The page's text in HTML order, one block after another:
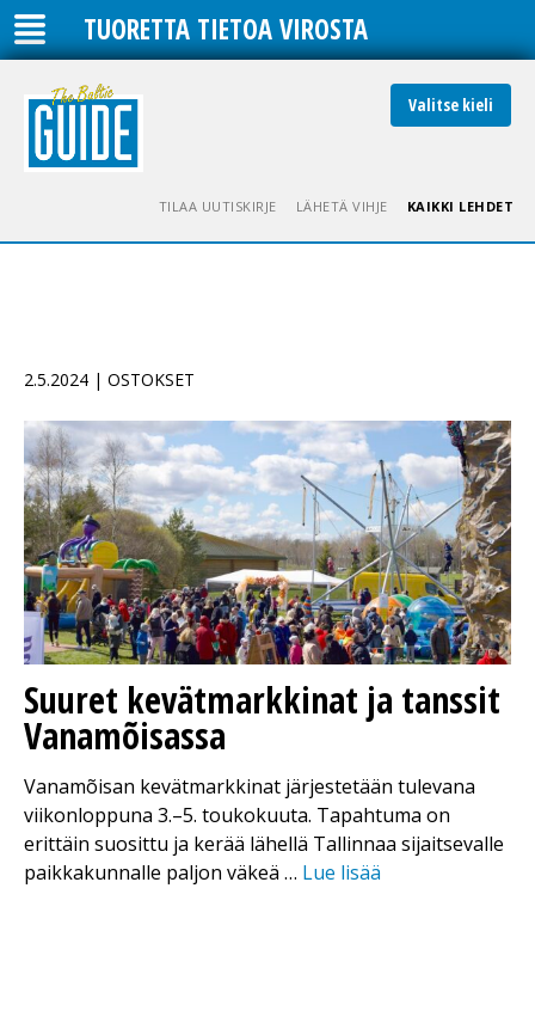
TUORETTA TIETOA VIROSTA
Valitse kieli
TILAA UUTISKIRJE LÄHETÄ VIHJE KAIKKI LEHDET
2.5.2024 | OSTOKSET
Suuret kevätmarkkinat ja tanssit
Vanamõisassa
Vanamõisan kevätmarkkinat järjestetään tulevana
viikonloppuna 3.–5. toukokuuta. Tapahtuma on
erittäin suosittu ja kerää lähellä Tallinnaa sijaitsevalle
paikkakunnalle paljon väkeä … Lue lisää